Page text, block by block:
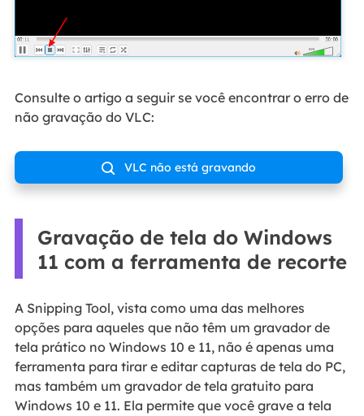
Consulte o artigo a seguir se você encontrar o erro de
não gravação do VLC:
 VLC não está gravando
Gravação de tela do Windows
11 com a ferramenta de recorte
A Snipping Tool, vista como uma das melhores
opções para aqueles que não têm um gravador de
tela prático no Windows 10 e 11, não é apenas uma
ferramenta para tirar e editar capturas de tela do PC,
mas também um gravador de tela gratuito para
Windows 10 e 11. Ela permite que você grave a tela